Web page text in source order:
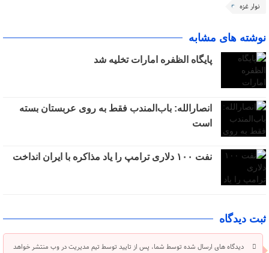
نوار غزه
نوشته های مشابه
پایگاه الظفره امارات تخلیه شد
انصارالله: باب‌المندب فقط به روی عربستان بسته
است
نفت ۱۰۰ دلاری ترامپ را یاد مذاکره با ایران انداخت
ثبت دیدگاه
دیدگاه های ارسال شده توسط شما، پس از تایید توسط تیم مدیریت در وب منتشر خواهد